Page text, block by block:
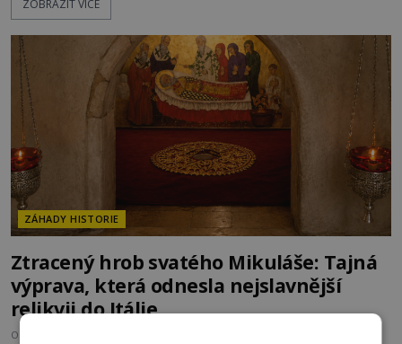
nakloněných turistů. Je to také případ kyperského
legendami o něm ukrývat nějaký pravdivý základ?
V blízkosti Mysu Greco, jak se přez
ZOBRAZIT VÍCE
ZÁHADY HISTORIE
Ztracený hrob svatého Mikuláše: Tajná
výprava, která odnesla nejslavnější
relikvii do Itálie
OD